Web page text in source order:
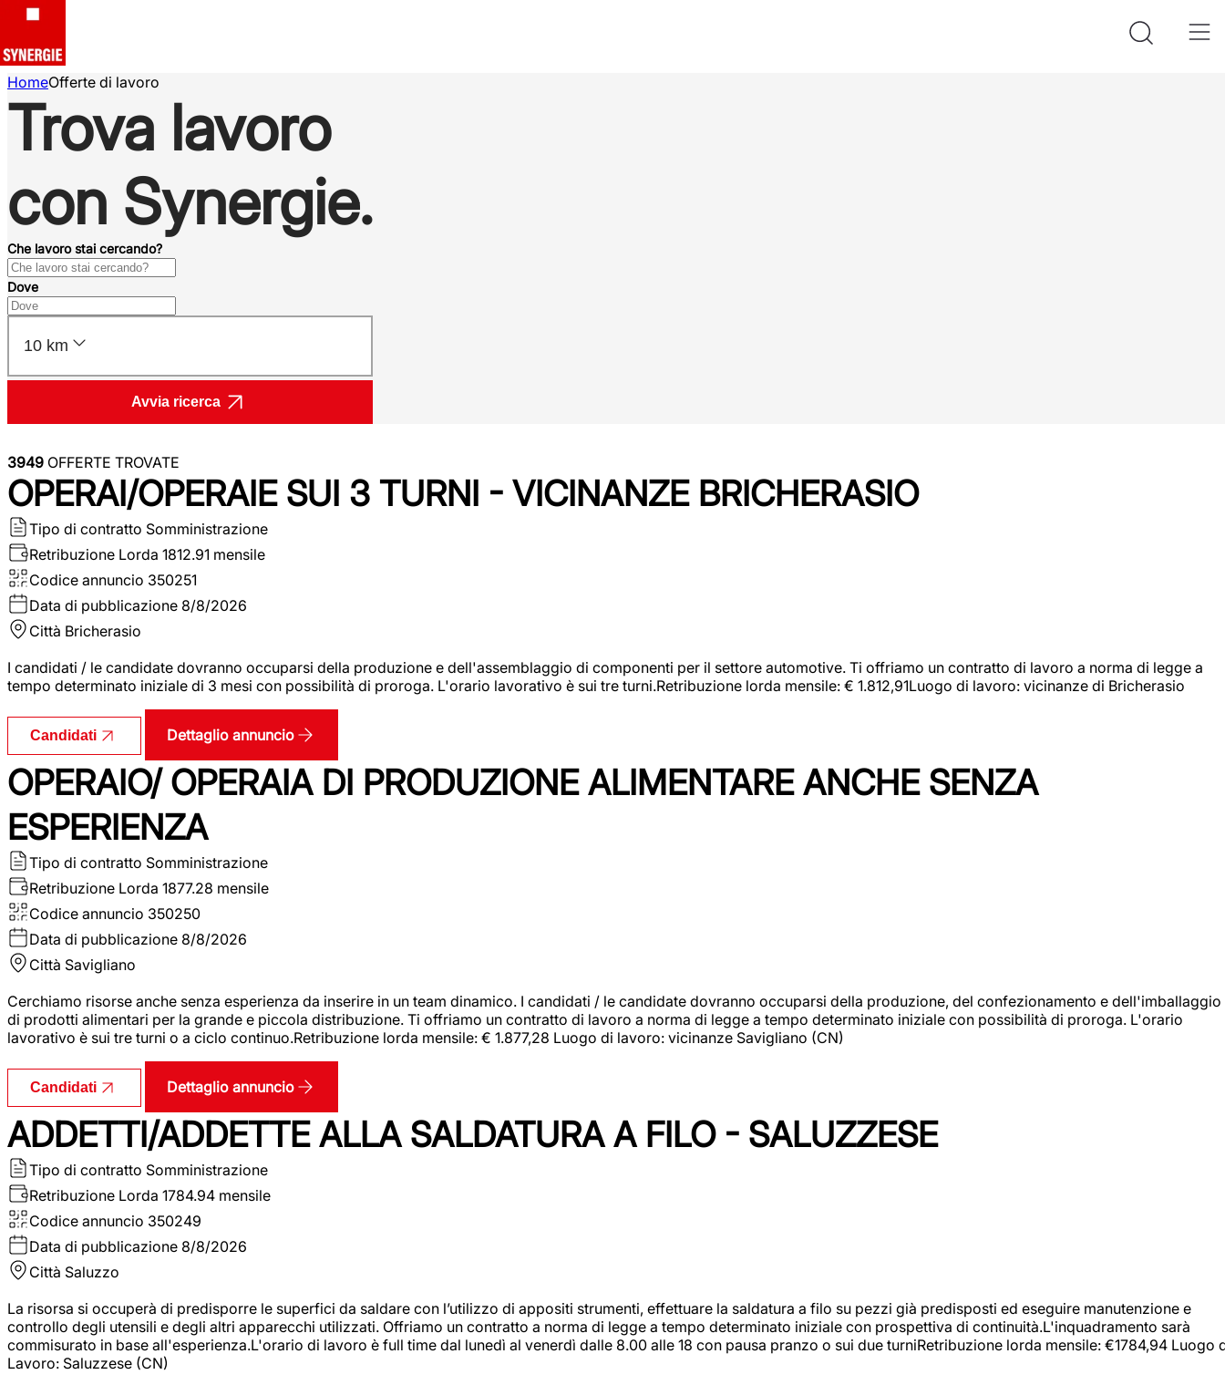
HomeOfferte di lavoro
Trova lavoro
con Synergie.
Che lavoro stai cercando?
Dove
10 km
Avvia ricerca
3949 OFFERTE TROVATE
OPERAI/OPERAIE SUI 3 TURNI - VICINANZE BRICHERASIO
Tipo di contratto Somministrazione
Retribuzione Lorda 1812.91 mensile
Codice annuncio 350251
Data di pubblicazione 8/8/2026
Città Bricherasio
I candidati / le candidate dovranno occuparsi della produzione e dell'assemblaggio di componenti per il settore automotive. Ti offriamo un contratto di lavoro a norma di legge a
tempo determinato iniziale di 3 mesi con possibilità di proroga. L'orario lavorativo è sui tre turni.Retribuzione lorda mensile: € 1.812,91Luogo di lavoro: vicinanze di Bricherasio
Candidati Dettaglio annuncio
OPERAIO/ OPERAIA DI PRODUZIONE ALIMENTARE ANCHE SENZA
ESPERIENZA
Tipo di contratto Somministrazione
Retribuzione Lorda 1877.28 mensile
Codice annuncio 350250
Data di pubblicazione 8/8/2026
Città Savigliano
Cerchiamo risorse anche senza esperienza da inserire in un team dinamico. I candidati / le candidate dovranno occuparsi della produzione, del confezionamento e dell'imballaggio
di prodotti alimentari per la grande e piccola distribuzione. Ti offriamo un contratto di lavoro a norma di legge a tempo determinato iniziale con possibilità di proroga. L'orario
lavorativo è sui tre turni o a ciclo continuo.Retribuzione lorda mensile: € 1.877,28 Luogo di lavoro: vicinanze Savigliano (CN)
Candidati Dettaglio annuncio
ADDETTI/ADDETTE ALLA SALDATURA A FILO - SALUZZESE
Tipo di contratto Somministrazione
Retribuzione Lorda 1784.94 mensile
Codice annuncio 350249
Data di pubblicazione 8/8/2026
Città Saluzzo
La risorsa si occuperà di predisporre le superfici da saldare con l’utilizzo di appositi strumenti, effettuare la saldatura a filo su pezzi già predisposti ed eseguire manutenzione e
controllo degli utensili e degli altri apparecchi utilizzati. Offriamo un contratto a norma di legge a tempo determinato iniziale con prospettiva di continuità.L'inquadramento sarà
commisurato in base all'esperienza.L'orario di lavoro è full time dal lunedì al venerdì dalle 8.00 alle 18 con pausa pranzo o sui due turniRetribuzione lorda mensile: €1784,94 Luogo
Lavoro: Saluzzese (CN)